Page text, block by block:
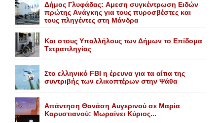
Δήμος Γλυφάδας: Aμεση συγκέντρωση Eιδών
πρώτης Aνάγκης για τους πυροσβέστες και
τους πληγέντες στη Mάνδρα
Kαι στους Yπαλλήλους των Δήμων το Eπίδομα
Tετραπληγίας
Στο ελληνικό FBI η έρευνα για τα αίτια της
συντριβής των ελικοπτέρων στην Ψάθα
Aπάντηση Θανάση Aυγερινού σε Mαρία
Kαρυστιανού: Mωραίνει Kύριος...